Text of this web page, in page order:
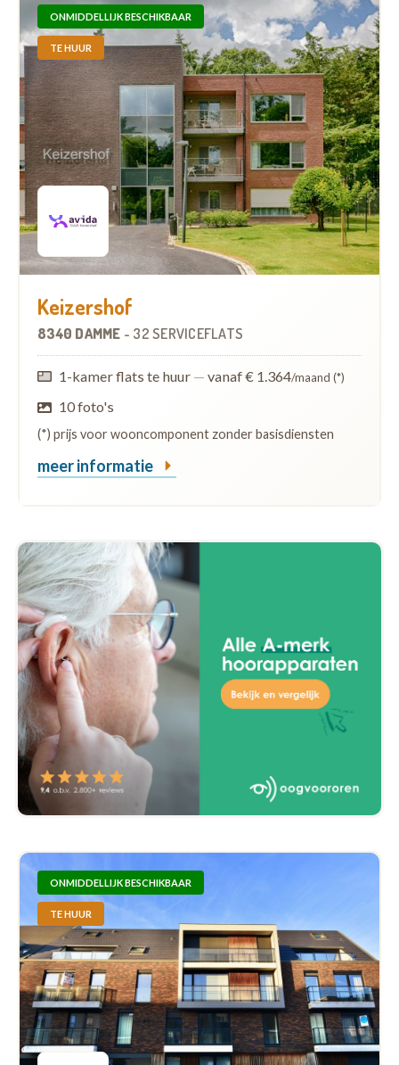
ONMIDDELLIJK BESCHIKBAAR
TE HUUR
Keizershof
8340 DAMME - 32 SERVICEFLATS
1-kamer flats te huur — vanaf € 1.364/maand (*)
10 foto's
(*) prijs voor wooncomponent zonder basisdiensten
meer informatie
ONMIDDELLIJK BESCHIKBAAR
TE HUUR